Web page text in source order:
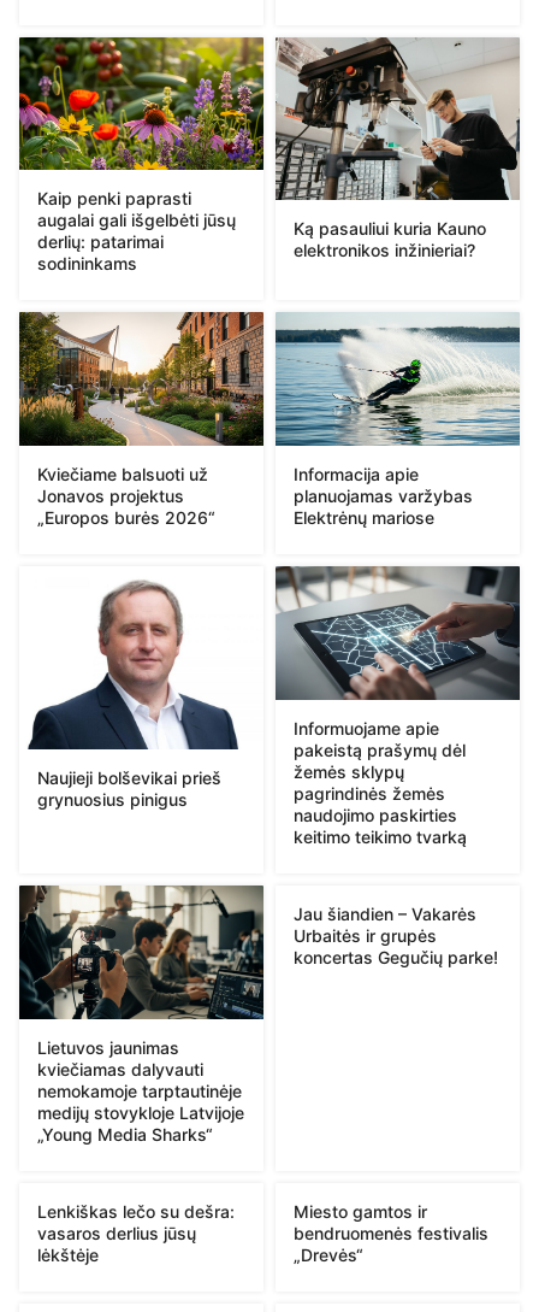
Kaip penki paprasti
augalai gali išgelbėti jūsų
derlių: patarimai
sodininkams
Ką pasauliui kuria Kauno
elektronikos inžinieriai?
Kviečiame balsuoti už
Jonavos projektus
„Europos burės 2026“
Informacija apie
planuojamas varžybas
Elektrėnų mariose
Naujieji bolševikai prieš
grynuosius pinigus
Informuojame apie
pakeistą prašymų dėl
žemės sklypų
pagrindinės žemės
naudojimo paskirties
keitimo teikimo tvarką
Lietuvos jaunimas
kviečiamas dalyvauti
nemokamoje tarptautinėje
medijų stovykloje Latvijoje
„Young Media Sharks“
Jau šiandien – Vakarės
Urbaitės ir grupės
koncertas Gegučių parke!
Lenkiškas lečo su dešra:
vasaros derlius jūsų
lėkštėje
Miesto gamtos ir
bendruomenės festivalis
„Drevės“